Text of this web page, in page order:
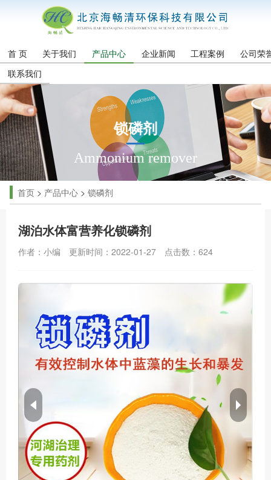
首 页 关于我们 产品中心 企业新闻 工程案例
公司荣
联系我们
锁磷剂
Ammonium remover
首页> 产品中心> 锁磷剂
湖泊水体富营养化锁磷剂
作者：小编 更新时间：2022-01-27 点击数： 624